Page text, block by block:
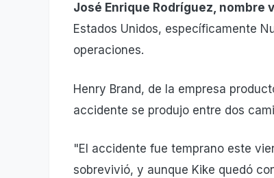
José Enrique Rodríguez, nombre
Estados Unidos, específicamente
operaciones.
Henry Brand, de la empresa
accidente se produjo entre dos
"El accidente fue temprano este
sobrevivió, y aunque Kike quedó